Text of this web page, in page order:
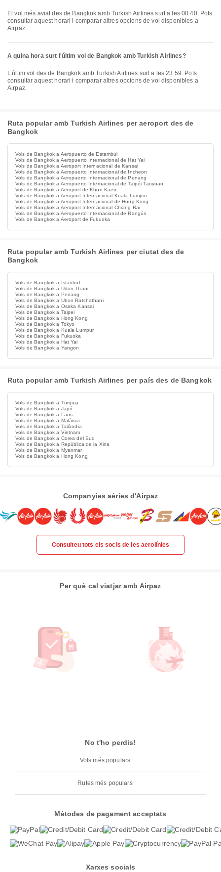
El vol més aviat des de Bangkok amb Turkish Airlines surt a les 00:40. Pots
consultar aquest horari i comparar altres opcions de vol disponibles a
Airpaz.
A quina hora surt l'últim vol de Bangkok amb Turkish Airlines?
L’últim vol des de Bangkok amb Turkish Airlines surt a les 23:59. Pots
consultar aquest horari i comparar altres opcions de vol disponibles a
Airpaz.
Ruta popular amb Turkish Airlines per aeroport des de
Bangkok
Vols de Bangkok a Aeropuerto de Estambul
Vols de Bangkok a Aeropuerto Internacional de Hat Yai
Vols de Bangkok a Aeroport Internacional de Kansai
Vols de Bangkok a Aeropuerto Internacional de Incheon
Vols de Bangkok a Aeropuerto Internacional de Penang
Vols de Bangkok a Aeropuerto Internacional de Taipéi Taoyuan
Vols de Bangkok a Aeroport de Khon Kaen
Vols de Bangkok a Aeroport Internacional Kuala Lumpur
Vols de Bangkok a Aeroport Internacional de Hong Kong
Vols de Bangkok a Aeroport Internacional Chiang Rai
Vols de Bangkok a Aeropuerto Internacional de Rangún
Vols de Bangkok a Aeroport de Fukuoka
Ruta popular amb Turkish Airlines per ciutat des de
Bangkok
Vols de Bangkok a Istanbul
Vols de Bangkok a Udon Thani
Vols de Bangkok a Penang
Vols de Bangkok a Ubon Ratchathani
Vols de Bangkok a Osaka Kansai
Vols de Bangkok a Taipei
Vols de Bangkok a Hong Kong
Vols de Bangkok a Tokyo
Vols de Bangkok a Kuala Lumpur
Vols de Bangkok a Fukuoka
Vols de Bangkok a Hat Yai
Vols de Bangkok a Yangon
Ruta popular amb Turkish Airlines per país des de Bangkok
Vols de Bangkok a Turquia
Vols de Bangkok a Japó
Vols de Bangkok a Laos
Vols de Bangkok a Malàisia
Vols de Bangkok a Tailàndia
Vols de Bangkok a Vietnam
Vols de Bangkok a Corea del Sud
Vols de Bangkok a República de la Xina
Vols de Bangkok a Myanmar
Vols de Bangkok a Hong Kong
Companyies aèries d'Airpaz
Consulteu tots els socis de les aerolínies
Per què cal viatjar amb Airpaz
No t'ho perdis!
Vols més populars
Rutes més populars
Mètodes de pagament acceptats
Xarxes socials